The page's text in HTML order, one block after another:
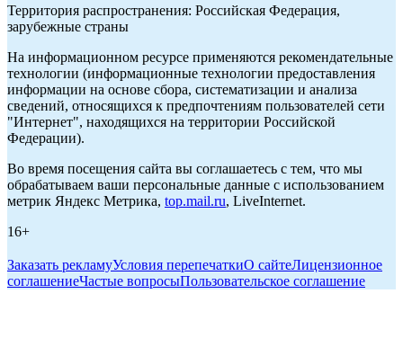
Территория распространения: Российская Федерация,
зарубежные страны
На информационном ресурсе применяются рекомендательные
технологии (информационные технологии предоставления
информации на основе сбора, систематизации и анализа
сведений, относящихся к предпочтениям пользователей сети
"Интернет", находящихся на территории Российской
Федерации).
Во время посещения сайта вы соглашаетесь с тем, что мы
обрабатываем ваши персональные данные с использованием
метрик Яндекс Метрика, top.mail.ru, LiveInternet.
16+
Заказать рекламуУсловия перепечаткиО сайтеЛицензионное
соглашениеЧастые вопросыПользовательское соглашение